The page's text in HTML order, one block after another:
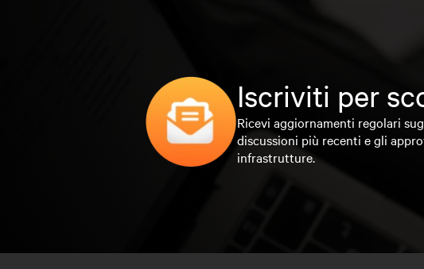
Iscriviti per
Ricevi aggiornamenti regolari
discussioni più recenti e gli
infrastrutture.